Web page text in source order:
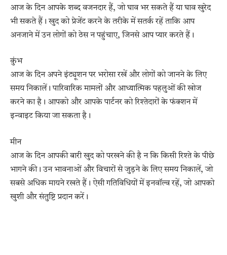
आज के दिन आपके शब्द वजनदार हैं, जो घाव भर सकते हैं या घाव खुरेद
भी सकते हैं। खुद को प्रेजेंट करने के तरीके में सतर्क रहें ताकि आप
अनजाने में उन लोगों को ठेस न पहुंचाए, जिनसे आप प्यार करते हैं।
कुंभ
आज के दिन अपने इंट्यूशन पर भरोसा रखें और लोगों को जानने के लिए
समय निकालें। पारिवारिक मामलों और आध्यात्मिक पहलुओं की खोज
करने का है। आपको और आपके पार्टनर को रिश्तेदारों के फंक्शन में
इन्वाइट किया जा सकता है।
मीन
आज के दिन आपकी बारी खुद को परखने की है न कि किसी रिश्ते के पीछे
भागने की। उन भावनाओं और विचारों से जुड़ने के लिए समय निकालें, जो
सबसे अधिक मायने रखते हैं। ऐसी गतिविधियों में इनवॉल्व रहें, जो आपको
खुशी और संतुष्टि प्रदान करें।